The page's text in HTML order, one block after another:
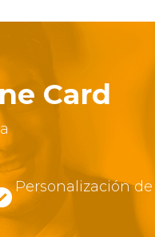
Card
Personalización